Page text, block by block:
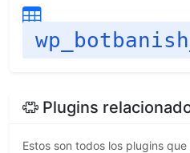
Plugins
Estos son todos los plugins